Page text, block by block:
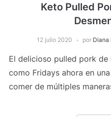
Keto Pulled
12 julio 2020 por Diana
El delicioso pulled pork de
como Fridays ahora en
comer de múltiples